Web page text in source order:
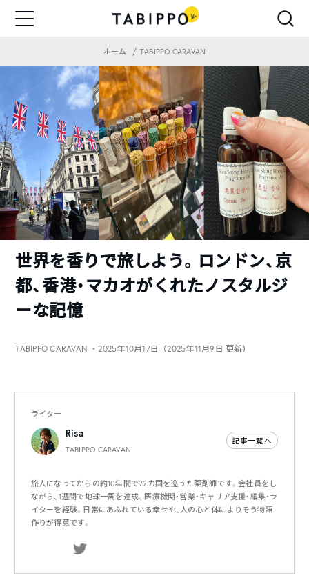
ホーム TABIPPO CARAVAN
世界を香りで旅しよう。ロンドン、京
都、香港・マカオがくれたノスタルジ
ーな記憶
TABIPPO CARAVAN ・2025年10月17日（2025年11月9日 更新）
ライター
Risa
TABIPPO CARAVAN
記事一覧へ
旅人になってからの約10年間で22カ国を巡った薬剤師です。会社員をし
ながら、1週間で地球一周を達成。医療機関・営業・キャリア支援・編集・ラ
イターを経験。日常にあふれている幸せや、人の心と体によりそう物語
作りが得意です。